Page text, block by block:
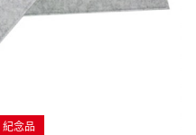
紀念品